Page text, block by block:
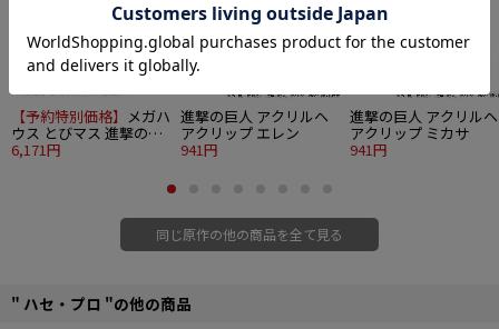
【予約特別価格】 メガハ
ウス とびマス 進撃の巨
人 6個入り1BOX
6,171円
進撃の巨人 アクリルヘ
アクリップ エレン
941円
進撃の巨人 アクリルヘ
アクリップ ミカサ
941円
同じ原作の他の商品を全て見る
" ハセ・プロ "の他の商品